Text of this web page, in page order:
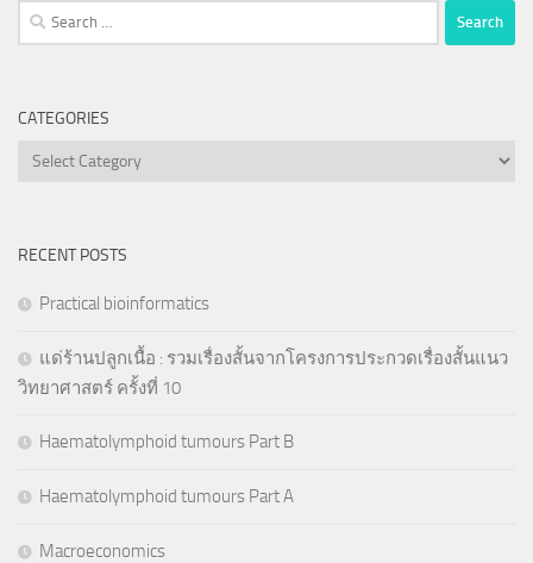
Search
for:
CATEGORIES
Categories
RECENT POSTS
Practical bioinformatics
แด่ร้านปลูกเนื้อ : รวมเรื่องสั้นจากโครงการประกวดเรื่องสั้นแนว
วิทยาศาสตร์ ครั้งที่ 10
Haematolymphoid tumours Part B
Haematolymphoid tumours Part A
Macroeconomics